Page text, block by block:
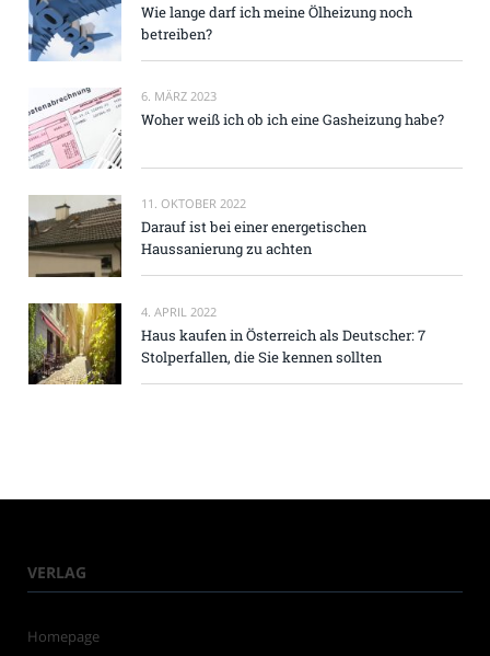
Wie lange darf ich meine Ölheizung noch
betreiben?
6. MÄRZ 2023
Woher weiß ich ob ich eine Gasheizung habe?
11. OKTOBER 2022
Darauf ist bei einer energetischen
Haussanierung zu achten
4. APRIL 2022
Haus kaufen in Österreich als Deutscher: 7
Stolperfallen, die Sie kennen sollten
VERLAG
Homepage